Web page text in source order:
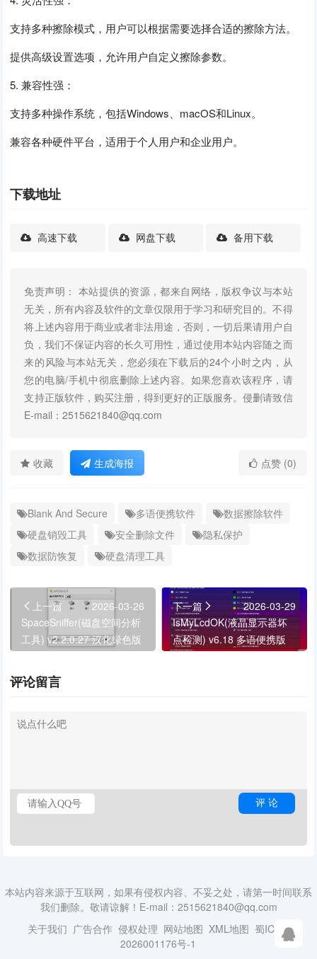
支持多种擦除模式，用户可以根据需要选择合适的擦除方法。
提供高级设置选项，允许用户自定义擦除参数。
5. 兼容性强：
支持多种操作系统，包括Windows、macOS和Linux。
兼容各种硬件平台，适用于个人用户和企业用户。
下载地址
高速下载 网盘下载 备用下载
免责声明： 本站提供的资源，都来自网络，版权争议与本站
无关，所有内容及软件的文章仅限用于学习和研究目的。不得
将上述内容用于商业或者非法用途，否则，一切后果请用户自
负，我们不保证内容的长久可用性，通过使用本站内容随之而
来的风险与本站无关，您必须在下载后的24个小时之内，从
您的电脑/手机中彻底删除上述内容。如果您喜欢该程序，请
支持正版软件，购买注册，得到更好的正版服务。侵删请致信
E-mail：2515621840@qq.com
收藏 生成海报 点赞 (0)
Blank And Secure 多语便携软件
数据擦除软件
硬盘销毁工具
安全删除文件
隐私保护
数据防恢复
硬盘清理工具
上一篇
2026-03-26
SpaceSniffer(磁盘空间分析
工具) v2.2.0.27 汉化绿色版
下一篇
2026-03-29
IsMyLcdOK(液晶显示器坏
点检测) v6.18 多语便携版
评论留言
本站内容来源于互联网，如果有侵权内容、不妥之处，请第一时间联系
我们删除。敬请谅解！E-mail：2515621840@qq.com
关于我们 广告合作 侵权处理 网站地图 XML地图 蜀ICP备
2026001176号-1